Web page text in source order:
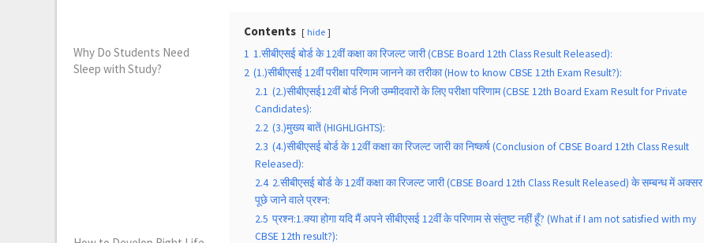
Contents hide
1 1.सीबीएसई बोर्ड के 12वीं कक्षा का रिजल्ट जारी (CBSE Board 12th Class Result Released):
2 (1.)सीबीएसई 12वीं परीक्षा परिणाम जानने का तरीका (How to know CBSE 12th Exam Result?):
2.1 (2.)सीबीएसई12वीं बोर्ड निजी उम्मीदवारों के लिए परीक्षा परिणाम (CBSE 12th Board Exam Result for Private
Candidates):
2.2 (3.)मुख्य बातें (HIGHLIGHTS):
2.3 (4.)सीबीएसई बोर्ड के 12वीं कक्षा का रिजल्ट जारी का निष्कर्ष (Conclusion of CBSE Board 12th Class Result
Released):
2.4 2.सीबीएसई बोर्ड के 12वीं कक्षा का रिजल्ट जारी (CBSE Board 12th Class Result Released) के सम्बन्ध में अक्सर
पूछे जाने वाले प्रश्न:
2.5 प्रश्न:1.क्या होगा यदि मैं अपने सीबीएसई 12वीं के परिणाम से संतुष्ट नहीं हूँ? (What if I am not satisfied with my
CBSE 12th result?):
Why Do Students Need
Sleep with Study?